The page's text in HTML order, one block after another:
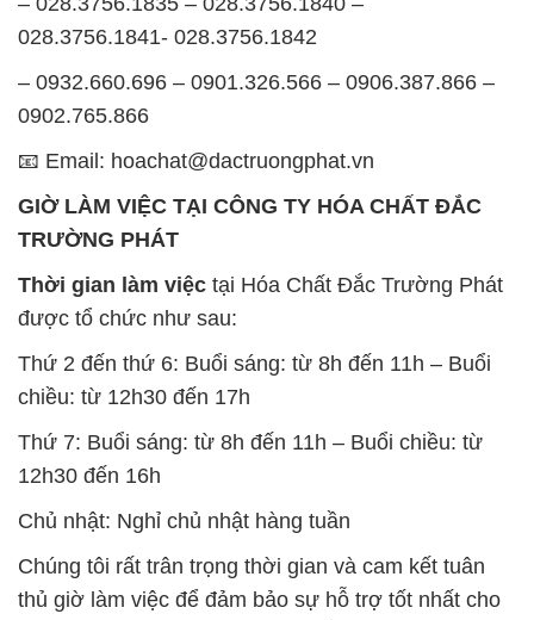
📧 Email: hoachat@dactruongphat.vn
TRƯỜNG PHÁT
được tổ chức như sau:
Thứ 2 đến thứ 6: Buổi sáng: từ 8h đến 11h – Buổi
chiều: từ 12h30 đến 17h
Thứ 7: Buổi sáng: từ 8h đến 11h – Buổi chiều: từ
12h30 đến 16h
Chủ nhật: Nghỉ chủ nhật hàng tuần
thủ giờ làm việc để đảm bảo sự hỗ trợ tốt nhất cho
khách hàng và đảm bảo hiệu suất công việc cao
nhất của nhân viên.
BẢN ĐỒ MAP TẠI CÔNG TY HÓA CHẤT ĐẮC
TRƯỜNG PHÁT